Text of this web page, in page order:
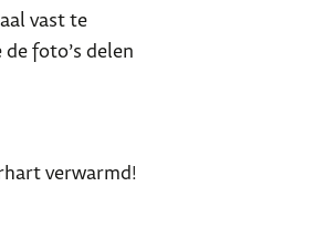
vast te
foto’s delen
verwarmd!